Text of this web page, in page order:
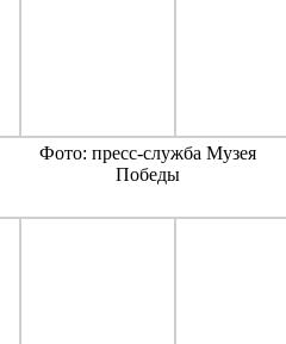
Фото: пресс-служба Музея
Победы